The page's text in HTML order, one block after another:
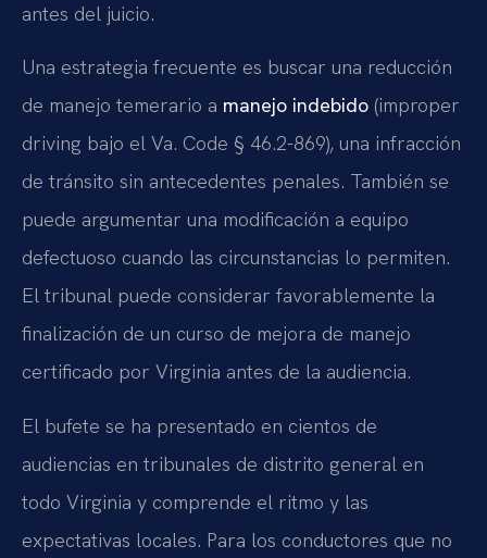
antes del juicio.
Una estrategia frecuente es buscar una reducción
de manejo temerario a manejo indebido (improper
driving bajo el Va. Code § 46.2-869), una infracción
de tránsito sin antecedentes penales. También se
puede argumentar una modificación a equipo
defectuoso cuando las circunstancias lo permiten.
El tribunal puede considerar favorablemente la
finalización de un curso de mejora de manejo
certificado por Virginia antes de la audiencia.
El bufete se ha presentado en cientos de
audiencias en tribunales de distrito general en
todo Virginia y comprende el ritmo y las
expectativas locales. Para los conductores que no